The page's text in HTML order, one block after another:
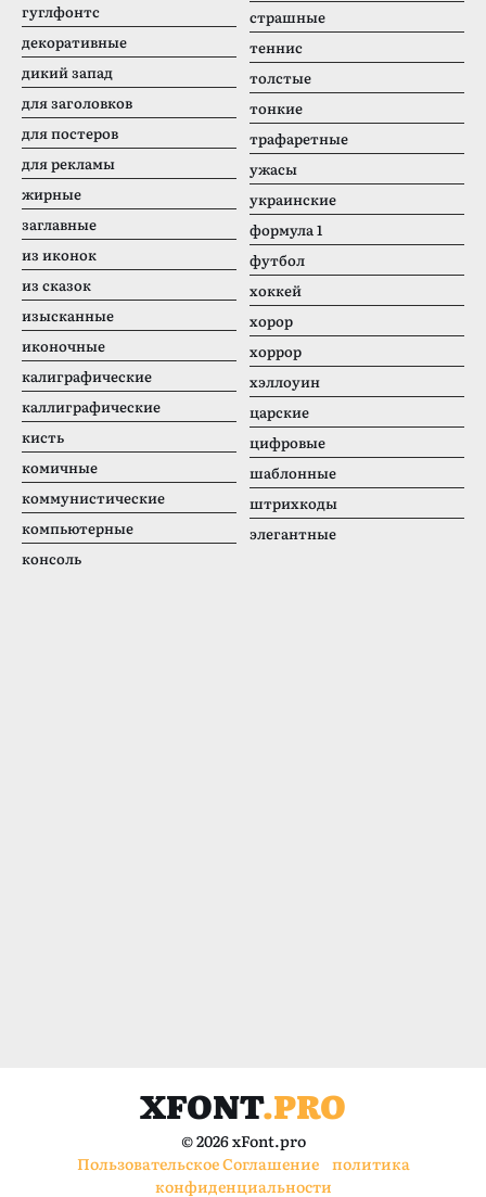
гуглфонтс
декоративные
дикий запад
для заголовков
для постеров
для рекламы
жирные
заглавные
из иконок
из сказок
изысканные
иконочные
калиграфические
каллиграфические
кисть
комичные
коммунистические
компьютерные
консоль
страшные
теннис
толстые
тонкие
трафаретные
ужасы
украинские
формула 1
футбол
хоккей
хорор
хоррор
хэллоуин
царские
цифровые
шаблонные
штрихкоды
элегантные
XFONT.PRO
© 2026 xFont.pro
Пользовательское Соглашение
политика
конфиденциальности